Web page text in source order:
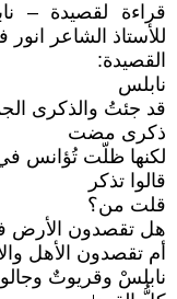
قراءة لقصيدة –
للأستاذ الشاعر انور
القصيدة:
نابلس
قد جئتُ والذكرى
ذكرى مضت
لكنها ظلّت تُؤانس
قالوا تذكر
قلت من؟
هل تقصدون الأرض
أم تقصدون الأهل
نابلسْ وقريوتٌ